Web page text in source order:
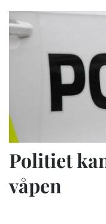
Politiet
våpen